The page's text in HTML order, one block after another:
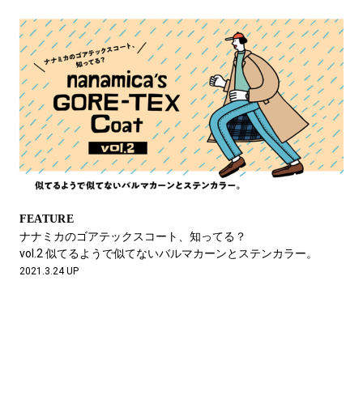
FEATURE
ナナミカのゴアテックスコート、知ってる？
vol.2 似てるようで似てないバルマカーンとステンカラー。
2021.3.24 UP